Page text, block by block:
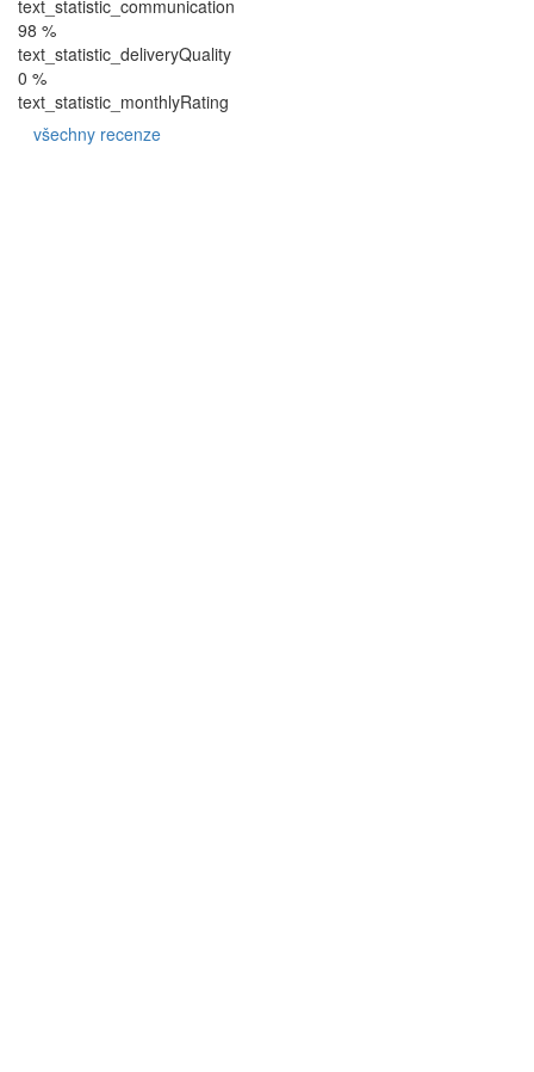
text_statistic_communication
98 %
text_statistic_deliveryQuality
0 %
text_statistic_monthlyRating
všechny recenze